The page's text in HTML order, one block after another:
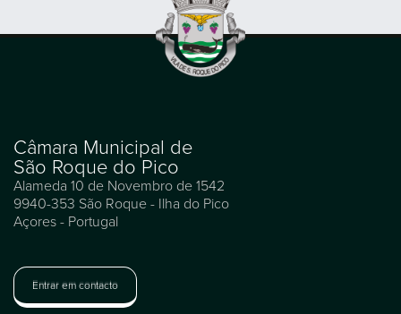
Câmara Municipal de
São Roque do Pico
Alameda 10 de Novembro de 1542
9940-353 São Roque - Ilha do Pico
Açores - Portugal
Entrar em contacto